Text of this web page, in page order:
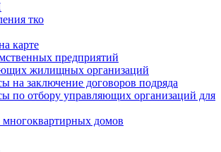
тко
карте
предприятий
жилищных организаций
на заключение договоров подряда
по отбору управляющих организаций для
домов